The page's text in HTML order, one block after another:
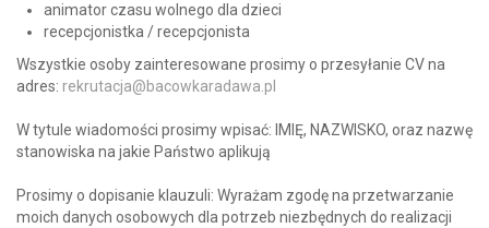
animator czasu wolnego dla dzieci
recepcjonistka / recepcjonista
Wszystkie osoby zainteresowane prosimy o przesyłanie CV na
adres: rekrutacja@bacowkaradawa.pl
W tytule wiadomości prosimy wpisać: IMIĘ, NAZWISKO, oraz nazwę
stanowiska na jakie Państwo aplikują
Prosimy o dopisanie klauzuli: Wyrażam zgodę na przetwarzanie
moich danych osobowych dla potrzeb niezbędnych do realizacji